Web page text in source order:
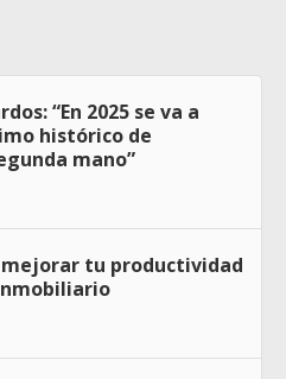
“En 2025 se va a
histórico de
mano”
mejorar tu productividad